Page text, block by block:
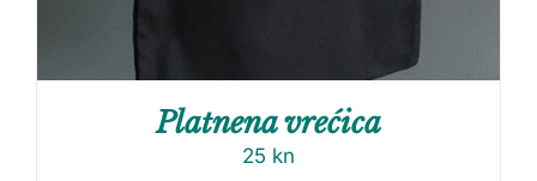
Platnena vrećica
25 kn